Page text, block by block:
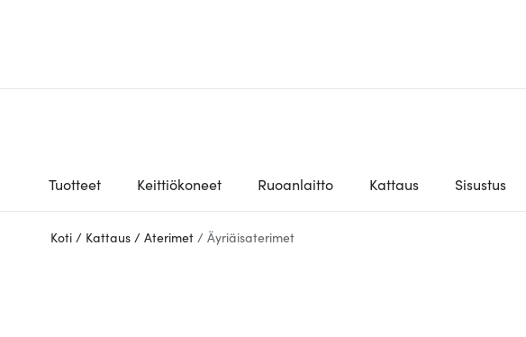
Tuotteet Keittiökoneet Ruoanlaitto Kattaus Sisustus
Koti / Kattaus / Aterimet / Äyriäisaterimet